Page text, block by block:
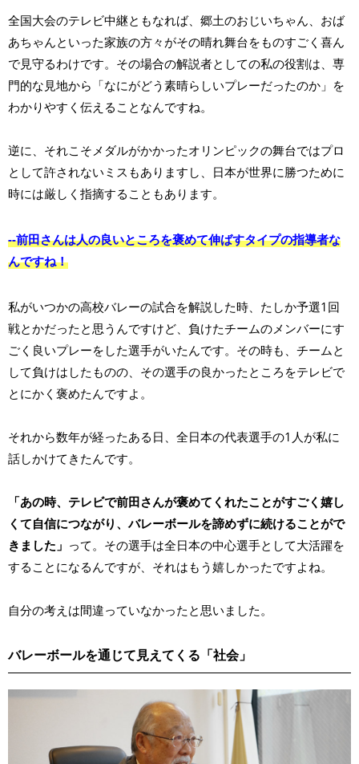
全国大会のテレビ中継ともなれば、郷土のおじいちゃん、おば
あちゃんといった家族の方々がその晴れ舞台をものすごく喜ん
で見守るわけです。その場合の解説者としての私の役割は、専
門的な見地から「なにがどう素晴らしいプレーだったのか」を
わかりやすく伝えることなんですね。
逆に、それこそメダルがかかったオリンピックの舞台ではプロ
として許されないミスもありますし、日本が世界に勝つために
時には厳しく指摘することもあります。
--前田さんは人の良いところを褒めて伸ばすタイプの指導者な
んですね！
私がいつかの高校バレーの試合を解説した時、たしか予選1回
戦とかだったと思うんですけど、負けたチームのメンバーにす
ごく良いプレーをした選手がいたんです。その時も、チームと
して負けはしたものの、その選手の良かったところをテレビで
とにかく褒めたんですよ。
それから数年が経ったある日、全日本の代表選手の1人が私に
話しかけてきたんです。
「あの時、テレビで前田さんが褒めてくれたことがすごく嬉し
くて自信につながり、バレーボールを諦めずに続けることがで
きました」 って。その選手は全日本の中心選手として大活躍を
することになるんですが、それはもう嬉しかったですよね。
自分の考えは間違っていなかったと思いました。
バレーボールを通じて見えてくる「社会」